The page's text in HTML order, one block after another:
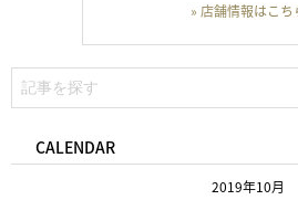
» 店舗情報はこち
索:
CALENDAR
2019年10月